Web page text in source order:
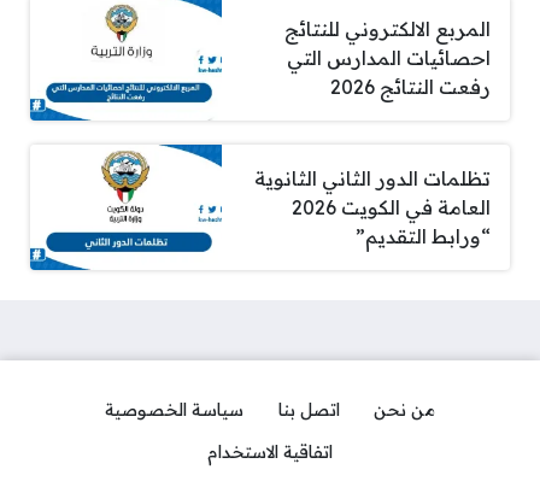
المربع الالكتروني للنتائج
احصائيات المدارس التي
رفعت النتائج 2026
تظلمات الدور الثاني الثانوية
العامة في الكويت 2026
“ورابط التقديم”
من نحن اتصل بنا
سياسة الخصوصية
اتفاقية الاستخدام